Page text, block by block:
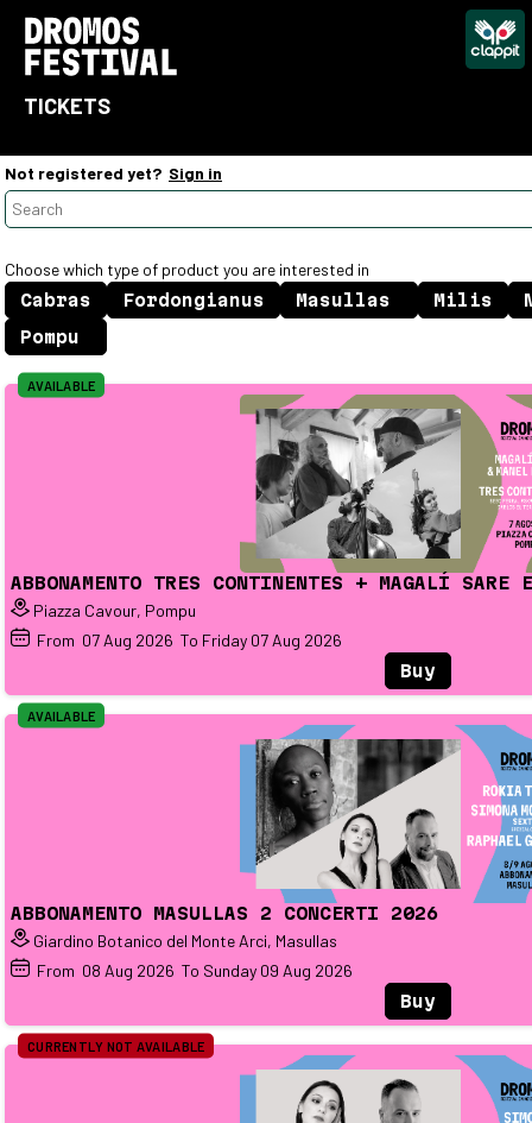
TICKETS
Not registered yet? Sign in
Choose which type of product you are interested in
ABBONAMENTO TRES CONTINENTES + MAGALÍ SARE
Piazza Cavour, Pompu
From 07 Aug 2026 To Friday 07 Aug 2026
AVAILABLE
Buy
ABBONAMENTO MASULLAS 2 CONCERTI 2026
Giardino Botanico del Monte Arci, Masullas
From 08 Aug 2026 To Sunday 09 Aug 2026
AVAILABLE
Buy
CURRENTLY NOT AVAILABLE